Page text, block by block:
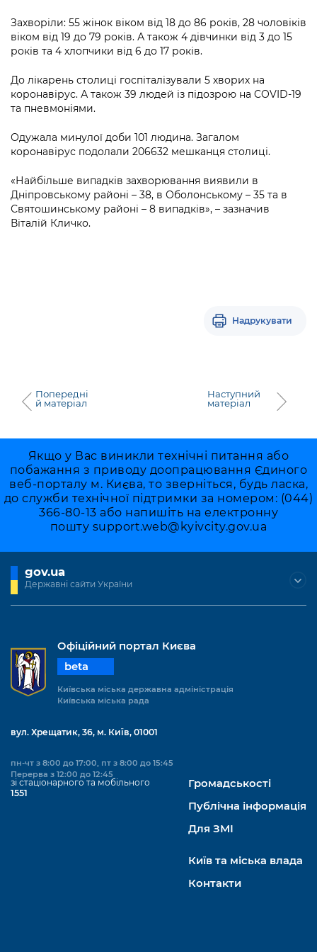
Kyiv International Relations
Гендерна політика
Київська міська військова адміністрація
Портал Захисників та Захисниць
Безбар'єрність
Портал послуг
Міський застосунок Київ Цифровий
Важливе під час воєнного стану
Важливе під час воєнного стану
Портал даних Києва
Публічні дашборди
Захворіли: 55 жінок віком від 18 до 86 років, 28 чоловіків
віком від 19 до 79 років. А також 4 дівчинки від 3 до 15
років та 4 хлопчики від 6 до 17 років.
До лікарень столиці госпіталізували 5 хворих на
коронавірус. А також 39 людей із підозрою на COVID-19
та пневмоніями.
Одужала минулої доби 101 людина. Загалом
коронавірус подолали 206632 мешканця столиці.
«Найбільше випадків захворювання виявили в
Дніпровському районі – 38, в Оболонському – 35 та в
Святошинському районі – 8 випадків», – зазначив
Віталій Кличко.
Надрукувати
Попередні
й матеріал
Наступний
матеріал
Якщо у Вас виникли технічні питання або
побажання з приводу доопрацювання Єдиного
веб-порталу м. Києва, то зверніться, будь ласка,
до служби технічної підтримки за номером: (044)
366-80-13 або напишіть на електронну
пошту support.web@kyivcity.gov.ua
gov.ua
Державні сайти України
Офіційний портал Києва
beta
Київська міська державна адміністрація
Київська міська рада
вул. Хрещатик, 36, м. Київ, 01001
пн-чт з 8:00 до 17:00, пт з 8:00 до 15:45
Перерва з 12:00 до 12:45
зі стаціонарного та мобільного
1551
Громадськості
Публічна інформація
Для ЗМІ
Київ та міська влада
Контакти